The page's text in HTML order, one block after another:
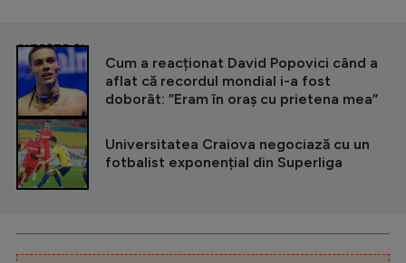
CITEȘTE ȘI
Cum a reacționat David Popovici când a
aflat că recordul mondial i-a fost
doborât: ”Eram în oraș cu prietena mea”
Universitatea Craiova negociază cu un
fotbalist exponențial din Superliga